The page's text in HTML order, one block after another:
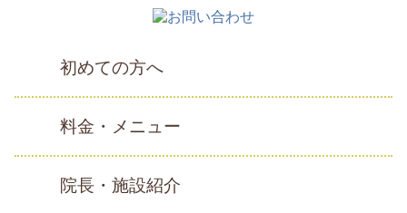
初めての方へ
料金・メニュー
院長・施設紹介